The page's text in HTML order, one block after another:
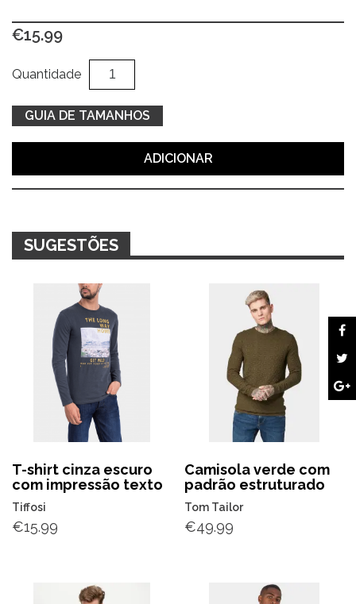
€15.99
Quantidade
Quantidade
de
T-
shirt
preta
GUIA DE TAMANHOS
ADICIONAR
SUGESTÕES
T-shirt cinza escuro
com impressão texto
Tiffosi
€15.99
Camisola verde com
padrão estruturado
Tom Tailor
€49.99